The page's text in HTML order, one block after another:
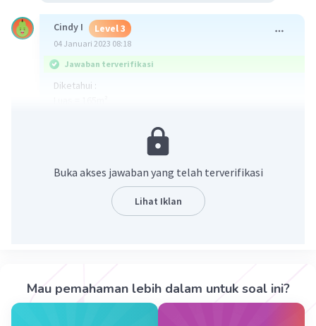
Cindy I Level 3
04 Januari 2023 08:18
Jawaban terverifikasi
Diketahui :
keliling persegi panjang?
Panjang = Luas : Lebar
Panjang = 165 : 11
Keliling = 2(15+11)
Keliling = 2(26)
Buka akses jawaban yang telah terverifikasi
Lihat Iklan
Mau pemahaman lebih dalam untuk soal ini?